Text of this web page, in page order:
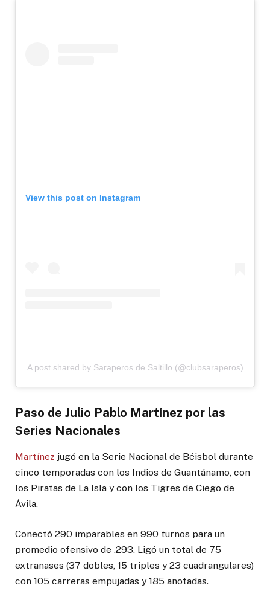
View this post on Instagram
A post shared by Saraperos de Saltillo (@clubsaraperos)
Paso de Julio Pablo Martínez por las
Series Nacionales
Martínez jugó en la Serie Nacional de Béisbol durante
cinco temporadas con los Indios de Guantánamo, con
los Piratas de La Isla y con los Tigres de Ciego de
Ávila.
Conectó 290 imparables en 990 turnos para un
promedio ofensivo de .293. Ligó un total de 75
extranases (37 dobles, 15 triples y 23 cuadrangulares)
con 105 carreras empujadas y 185 anotadas.